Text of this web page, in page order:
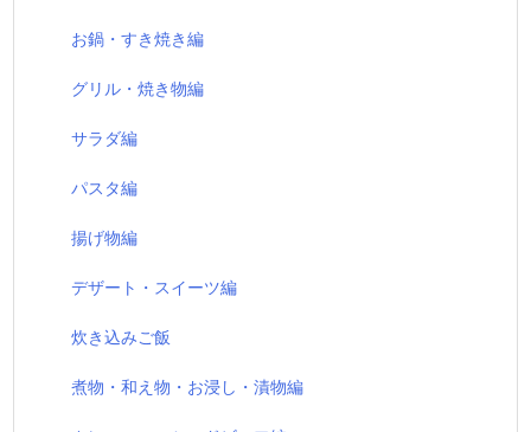
お鍋・すき焼き編
グリル・焼き物編
サラダ編
パスタ編
揚げ物編
デザート・スイーツ編
炊き込みご飯
煮物・和え物・お浸し・漬物編